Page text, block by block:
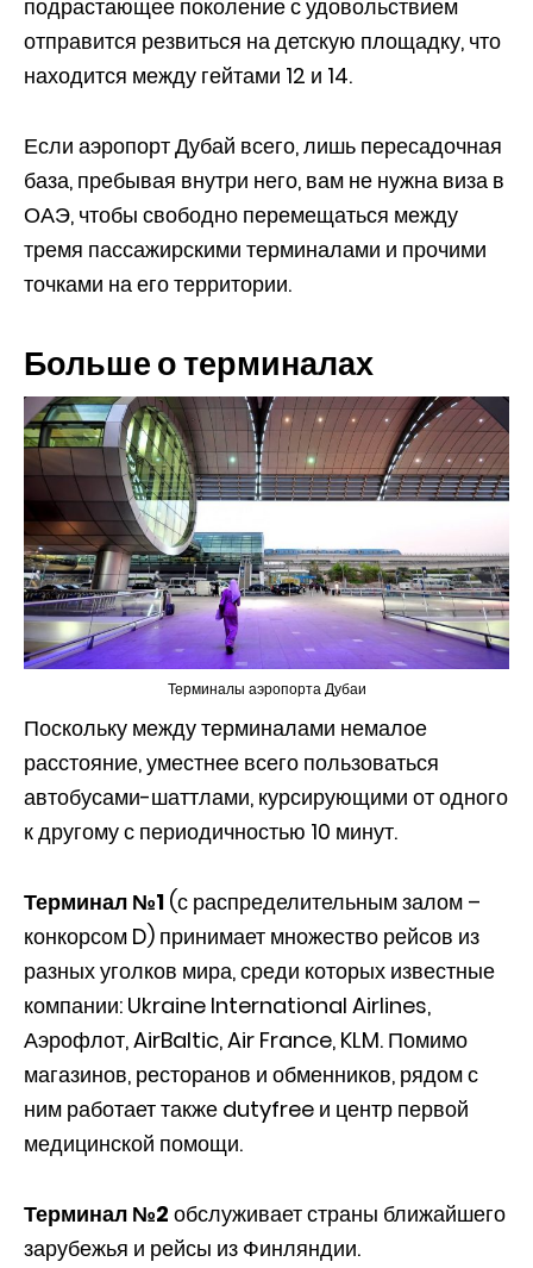
подрастающее поколение с удовольствием
отправится резвиться на детскую площадку, что
находится между гейтами 12 и 14.
Если аэропорт Дубай всего, лишь пересадочная
база, пребывая внутри него, вам не нужна виза в
ОАЭ, чтобы свободно перемещаться между
тремя пассажирскими терминалами и прочими
точками на его территории.
Больше о терминалах
Терминалы аэропорта Дубаи
Поскольку между терминалами немалое
расстояние, уместнее всего пользоваться
автобусами-шаттлами, курсирующими от одного
к другому с периодичностью 10 минут.
Терминал №1 (с распределительным залом –
конкорсом D) принимает множество рейсов из
разных уголков мира, среди которых известные
компании: Ukraine International Airlines,
Аэрофлот, AirBaltic, Air France, KLM. Помимо
магазинов, ресторанов и обменников, рядом с
ним работает также dutyfree и центр первой
медицинской помощи.
Терминал №2 обслуживает страны ближайшего
зарубежья и рейсы из Финляндии.